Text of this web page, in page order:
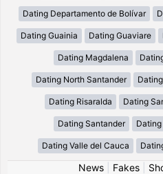
Dating Departamento de Bolívar
Dating Guainia Dating Guaviare
Dating Magdalena
Dating North Santander
Dating Risaralda Dating
Dating Santander
Dating Valle del Cauca
News| Fakes|